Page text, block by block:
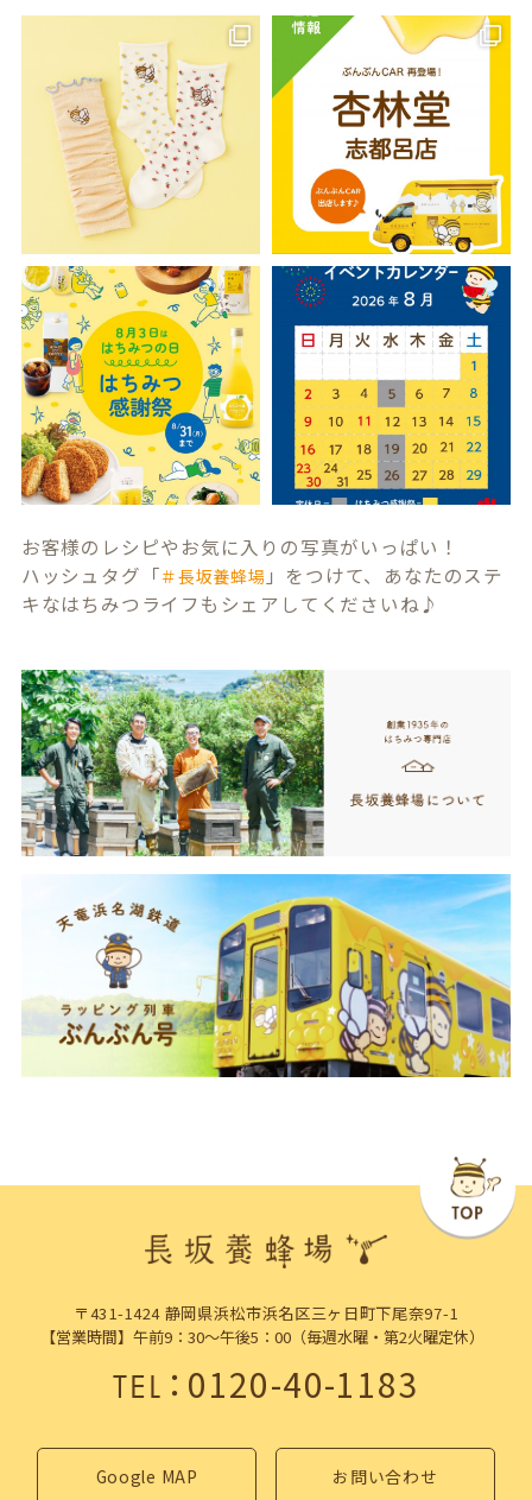
お客様のレシピやお気に入りの写真がいっぱい！
ハッシュタグ「＃長坂養蜂場 」をつけて、あなたのステ
キなはちみつライフもシェアしてくださいね♪
〒431-1424 静岡県浜松市浜名区三ヶ日町下尾奈97-1
【営業時間】午前9：30～午後5：00（毎週水曜・第2火曜定休）
TEL：0120-40-1183
Google MAP お問い合わせ